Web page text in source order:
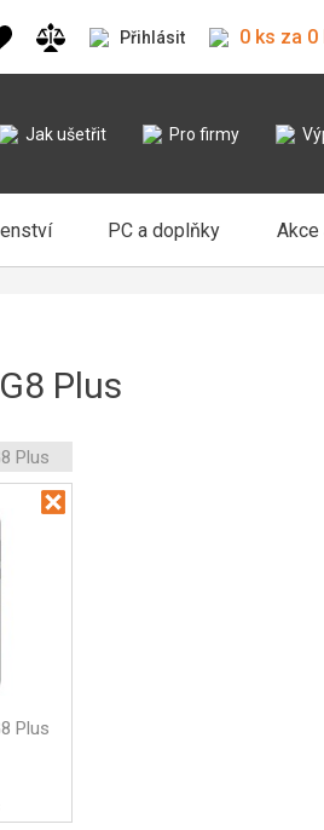
Přihlásit 0 ks za 0
Jak ušetřit Pro firmy
PC a doplňky Akce
Plus
Plus
Plus